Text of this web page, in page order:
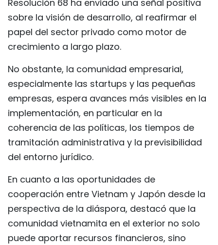
Resolución 68 ha enviado una señal positiva
sobre la visión de desarrollo, al reafirmar el
papel del sector privado como motor de
crecimiento a largo plazo.
No obstante, la comunidad empresarial,
especialmente las startups y las pequeñas
empresas, espera avances más visibles en la
implementación, en particular en la
coherencia de las políticas, los tiempos de
tramitación administrativa y la previsibilidad
del entorno jurídico.
En cuanto a las oportunidades de
cooperación entre Vietnam y Japón desde la
perspectiva de la diáspora, destacó que la
comunidad vietnamita en el exterior no solo
puede aportar recursos financieros, sino